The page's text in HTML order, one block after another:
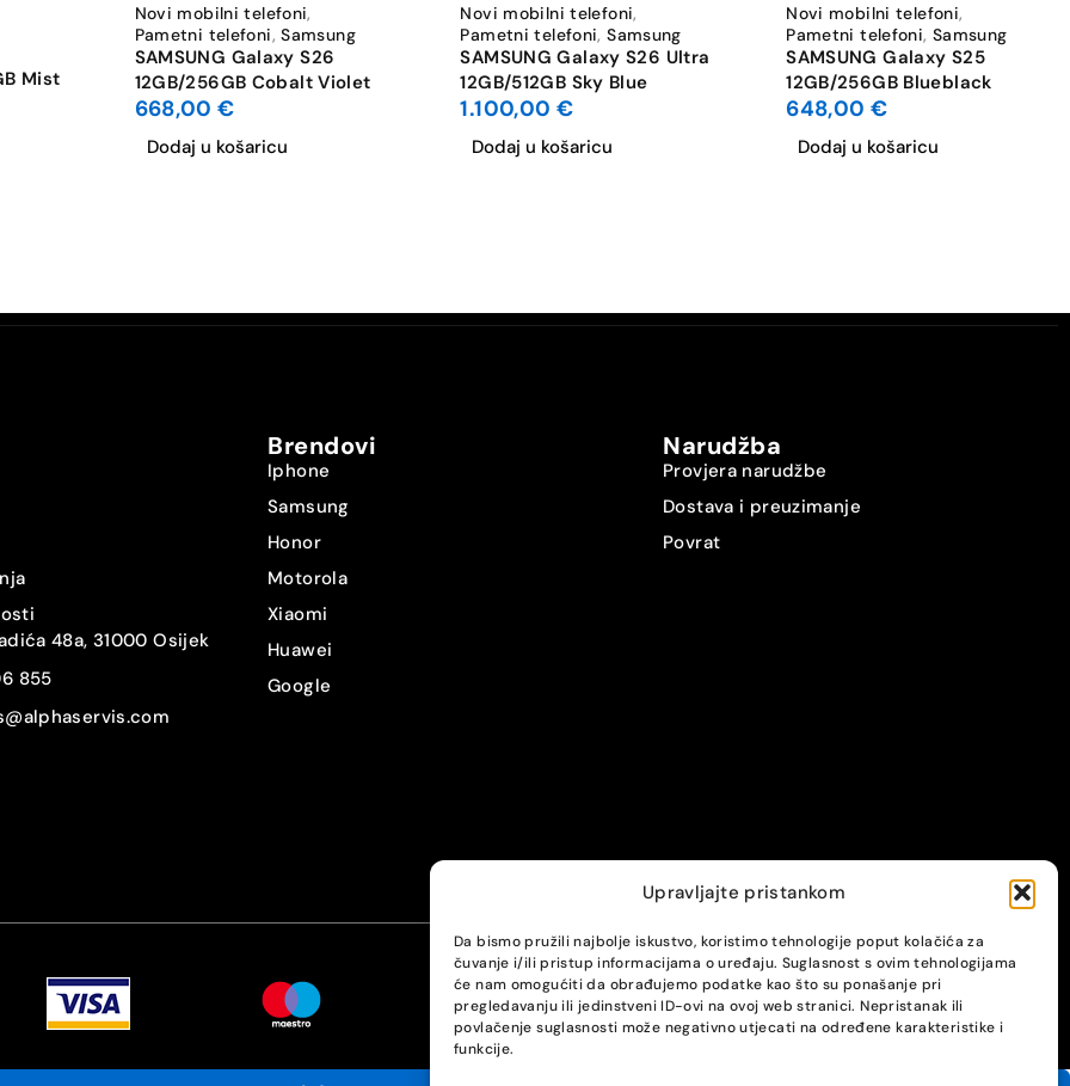
Upravljajte pristankom
Da bismo pružili najbolje iskustvo, koristimo tehnologije poput kolačića za
čuvanje i/ili pristup informacijama o uređaju. Suglasnost s ovim tehnologijama
će nam omogućiti da obrađujemo podatke kao što su ponašanje pri
pregledavanju ili jedinstveni ID-ovi na ovoj web stranici. Nepristanak ili
povlačenje suglasnosti može negativno utjecati na određene karakteristike i
funkcije.
4K UHD 3840×2160
6270
Mist
Novi mobilni telefoni,
Pametni telefoni,Samsung
SAMSUNG Galaxy S26
12GB/256GB Cobalt Violet
668,00€
Dodaj u košaricu
Novi mobilni telefoni,
Pametni telefoni,Samsung
SAMSUNG Galaxy S26 Ultra
12GB/512GB Sky Blue
1.100,00 €
Dodaj u košaricu
Novi mobilni telefoni,
Pametni telefoni, Samsung
SAMSUNG Galaxy S25
12GB/256GB Blueblack
648,00 €
Dodaj u košaricu
48a, 31000 Osijek
855
Brendovi
Iphone
Samsung
Honor
Motorola
Xiaomi
Huawei
Google
Narudžba
Provjera narudžbe
Dostava i preuzimanje
Povrat